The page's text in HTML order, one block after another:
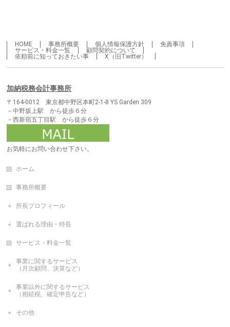
HOME 事務所概要 個人情報保護方針
免責事項
サービス・料金一覧
顧問契約について
依頼前に知っておきたい事
X（旧Twitter）
加納税務会計事務所
〒164-0012 東京都中野区本町2-1-8 YS Garden 309
－中野坂上駅 から徒歩６分
－西新宿五丁目駅 から徒歩６分
お気軽にお問い合わせ下さい。
ホーム
事務所概要
所長プロフィール
選ばれる理由・特長
サービス・料金一覧
事業に関するサービス
（月次顧問、決算など）
事業以外に関するサービス
（相続税、確定申告など）
その他